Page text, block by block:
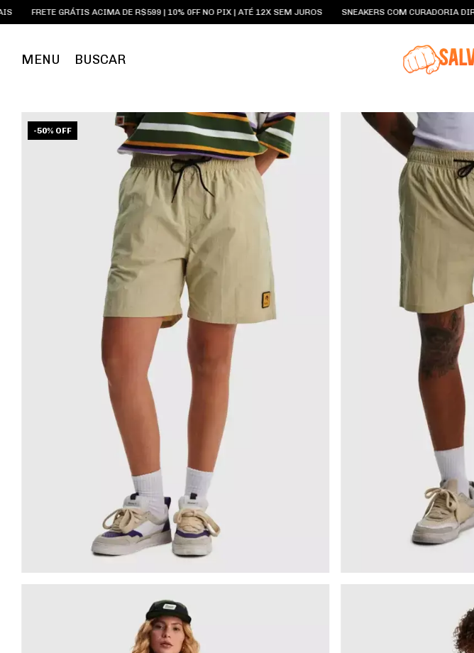
GRÁTIS ACIMA DE R$599 | 10% 0FF NO PIX | ATÉ 12X SEM JUROS SNEAKERS COM CURADORIA DIRETA DOS EUA
MENU BUSCAR
-50% OFF